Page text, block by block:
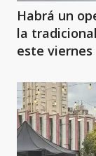
Habrá un
la
este viernes